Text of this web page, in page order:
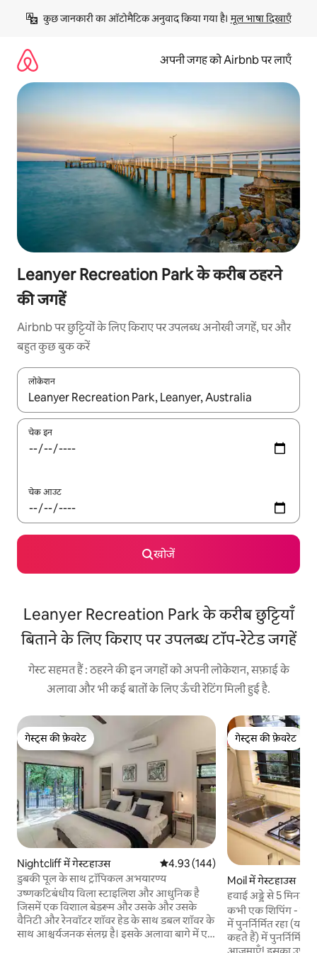
छोड़कर
कॉन्टेंट
कुछ जानकारी का ऑटोमैटिक अनुवाद किया गया है। मूल भाषा दिखाएँ
अपनी जगह को Airbnb पर लाएँ
Leanyer Recreation Park के करीब ठहरने
की जगहें
Airbnb पर छुट्टियों के लिए किराए पर उपलब्ध अनोखी जगहें, घर और
बहुत कुछ बुक करें
लोकेशन
नतीजों के उपलब्ध होने पर, अप और डाउन 'ऐरो की' का इस्तेमाल करके नेविगेट
चेक इन
चेक आउट
खोजें
Leanyer Recreation Park के करीब छुट्टियाँ
बिताने के लिए किराए पर उपलब्ध टॉप-रेटेड जगहें
गेस्ट सहमत हैं : ठहरने की इन जगहों को अपनी लोकेशन, सफ़ाई के
अलावा और भी कई बातों के लिए ऊँची रेटिंग मिली हुई है.
गेस्ट्स की फ़ेवरेट
गेस्ट्स की फ़ेवरेट
Nightcliff में गेस्टहाउस औसत रेटिंग 5 में से 4.93, 144 समीक्षाएँ
4.93 (144)
डुबकी पूल के साथ ट्रॉपिकल अभयारण्य
उष्णकटिबंधीय विला स्टाइलिश और आधुनिक है
जिसमें एक विशाल बेडरूम और उसके और उसके
वैनिटी और रेनवॉटर शॉवर हेड के साथ डबल शॉवर के
साथ आश्चर्यजनक संलग्न है। इसके अलावा बागे में एक
गेस्ट्स की फ़ेवरेट
गेस्ट्स की फ़ेवरेट
Moil में गेस्टहाउस
हवाई अड्डे से 5 मिनट
वाली जगह
कभी एक शिपिंग -
में पुनर्निर्मित रहा (या
कहते हैं) में पुनर्निर्मित